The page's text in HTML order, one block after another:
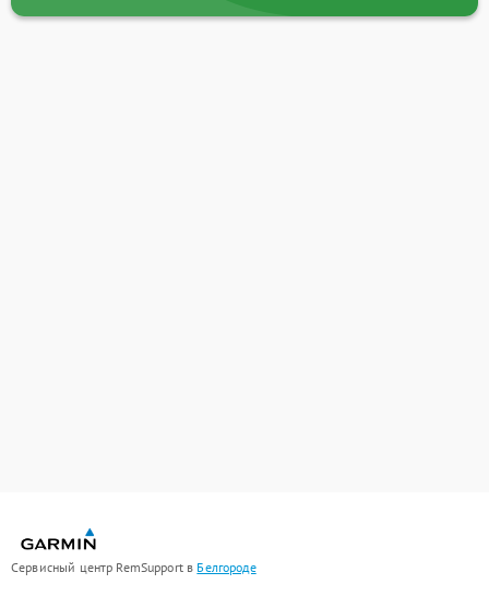
Сервисный центр RemSupport в Белгороде